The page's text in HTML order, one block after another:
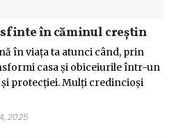
în căminul creștin
în viața ta atunci când, prin
casa și obiceiurile într-un
protecției. Mulți credincioși
2025